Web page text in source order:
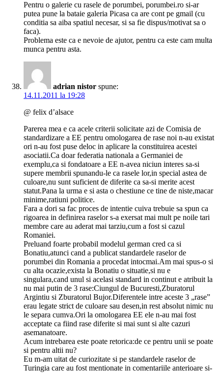
Pentru o galerie cu rasele de porumbei, porumbei.ro si-ar
putea pune la bataie galeria Picasa ca are cont pe gmail (cu
conditia sa aiba spatiul necesar, si sa fie dispus/motivat sa o
faca).
Problema este ca e nevoie de ajutor, pentru ca este cam multa
munca pentru asta.
adrian nistor spune:
14.11.2011 la 19:28
@ felix d’alsace
Parerea mea e ca acele criterii solicitate azi de Comisia de
standardizare a EE pentru omologarea de rase noi n-au existat
ori n-au fost puse deloc in aplicare la constituirea acestei
asociatii.Ca doar federatia nationala a Germaniei de
exemplu,ca si fondatoare a EE n-avea niciun interes sa-si
supere membrii spunandu-le ca rasele lor,in special astea de
culoare,nu sunt suficient de diferite ca sa-si merite acest
statut.Pana la urma e si asta o chestiune ce tine de niste,macar
minime,ratiuni politice.
Fara a dori sa fac proces de intentie cuiva trebuie sa spun ca
rigoarea in definirea raselor s-a exersat mai mult pe noile tari
membre care au aderat mai tarziu,cum a fost si cazul
Romaniei.
Preluand foarte probabil modelul german cred ca si
Bonatiu,atunci cand a publicat standardele raselor de
porumbei din Romania a procedat intocmai.Am mai spus-o si
cu alta ocazie,exista la Bonatiu o situatie,si nu e
singulara,cand unul si acelasi standard in continut e atribuit la
nu mai putin de 3 rase:Ciungul de Bucuresti,Zburatorul
Argintiu si Zburatorul Bujor.Diferentele intre aceste 3 „rase”
erau legate strict de culoare sau desen,in rest absolut nimic nu
le separa cumva.Ori la omologarea EE ele n-au mai fost
acceptate ca fiind rase diferite si mai sunt si alte cazuri
asemanatoare.
Acum intrebarea este poate retorica:de ce pentru unii se poate
si pentru altii nu?
Eu m-am uitat de curiozitate si pe standardele raselor de
Turingia care au fost mentionate in comentariile anterioare si-